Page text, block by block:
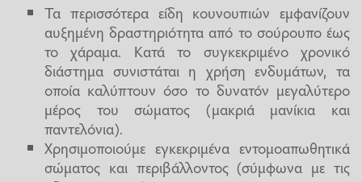
Τα περισσότερα είδη κουνουπιών εμφανίζουν
αυξημένη δραστηριότητα από το σούρουπο έως
το χάραμα. Κατά το συγκεκριμένο χρονικό
διάστημα συνιστάται η χρήση ενδυμάτων, τα
οποία καλύπτουν όσο το δυνατόν μεγαλύτερο
μέρος του σώματος (μακριά μανίκια και
παντελόνια).
Χρησιμοποιούμε εγκεκριμένα εντομοαπωθητικά
σώματος και περιβάλλοντος (σύμφωνα με τις